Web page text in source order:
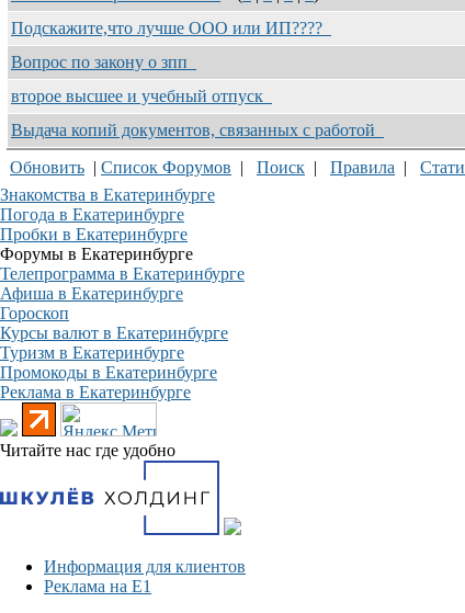
Подскажите,что лучше ООО или ИП????
Вопрос по закону о зпп
второе высшее и учебный отпуск
Выдача копий документов, связанных с работой
Обновить | Список Форумов | Поиск | Правила |
Знакомства в Екатеринбурге
Погода в Екатеринбурге
Пробки в Екатеринбурге
Форумы в Екатеринбурге
Телепрограмма в Екатеринбурге
Афиша в Екатеринбурге
Гороскоп
Курсы валют в Екатеринбурге
Туризм в Екатеринбурге
Промокоды в Екатеринбурге
Реклама в Екатеринбурге
Читайте нас где удобно
Информация для клиентов
Реклама на Е1